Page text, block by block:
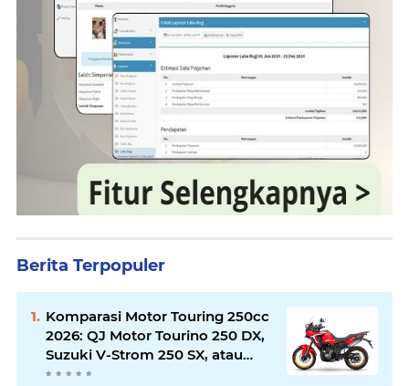
Berita Terpopuler
Komparasi Motor Touring 250cc
2026: QJ Motor Tourino 250 DX,
Suzuki V-Strom 250 SX, atau
Kawasaki Versys-X 250?